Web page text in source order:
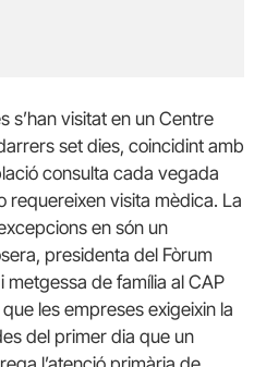
s’han visitat en un Centre
set dies, coincidint amb
consulta cada vegada
requereixen visita mèdica. La
en són un
presidenta del Fòrum
metgessa de família al CAP
les empreses exigeixin la
del primer dia que un